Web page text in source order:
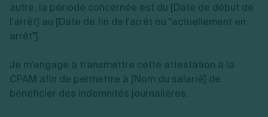
autre, la période concernée est du [Date de début de
l'arrêt] au [Date de fin de l'arrêt ou "actuellement en
arrêt"].
Je m'engage à transmettre cette attestation à la
CPAM afin de permettre à [Nom du salarié] de
bénéficier des indemnités journalières.